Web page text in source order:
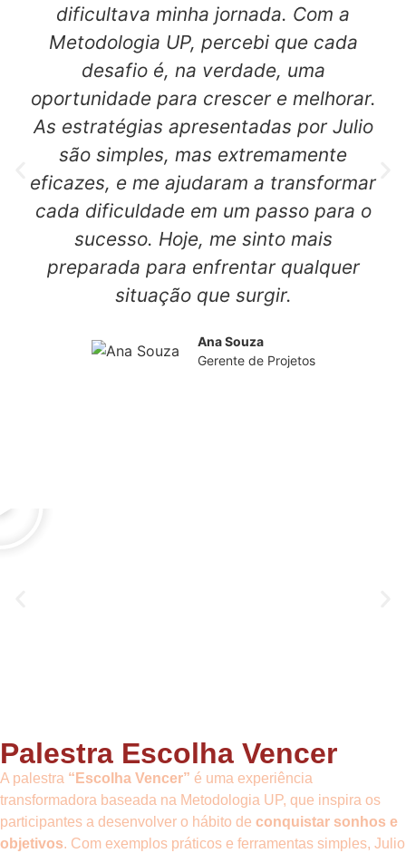
dificultava minha jornada. Com a
Metodologia UP, percebi que cada
desafio é, na verdade, uma
oportunidade para crescer e melhorar.
As estratégias apresentadas por Julio
são simples, mas extremamente
eficazes, e me ajudaram a transformar
cada dificuldade em um passo para o
sucesso. Hoje, me sinto mais
preparada para enfrentar qualquer
situação que surgir.
Ana Souza
Gerente de Projetos
Palestra Escolha Vencer
A palestra “Escolha Vencer” é uma experiência
transformadora baseada na Metodologia UP, que inspira os
participantes a desenvolver o hábito de conquistar sonhos e
objetivos. Com exemplos práticos e ferramentas simples, Julio